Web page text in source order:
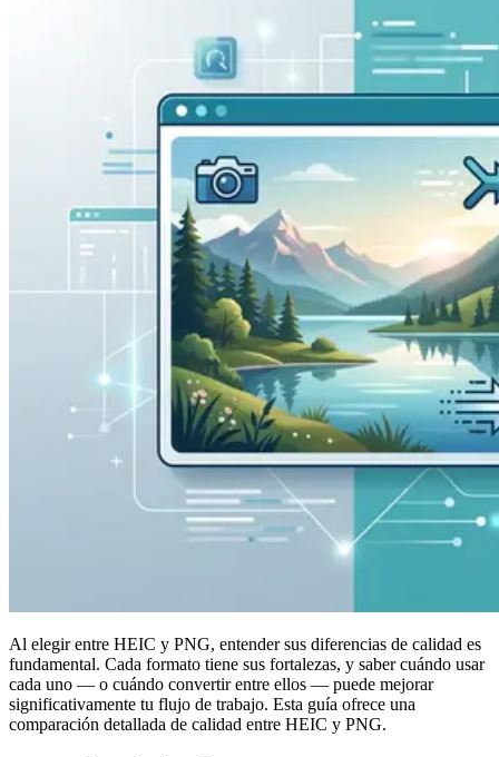
Al elegir entre HEIC y PNG, entender sus diferencias de calidad es
fundamental. Cada formato tiene sus fortalezas, y saber cuándo usar
cada uno — o cuándo convertir entre ellos — puede mejorar
significativamente tu flujo de trabajo. Esta guía ofrece una
comparación detallada de calidad entre HEIC y PNG.